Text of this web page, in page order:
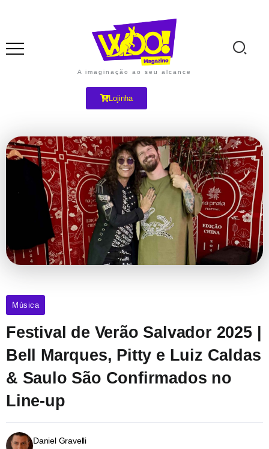
A imaginação ao seu alcance
Lojinha
Música
Festival de Verão Salvador 2025 |
Bell Marques, Pitty e Luiz Caldas
& Saulo São Confirmados no
Line-up
Daniel Gravelli